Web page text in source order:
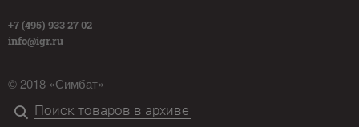
+7 (495) 933 27 02
info@igr.ru
© 2018 «Симбат»